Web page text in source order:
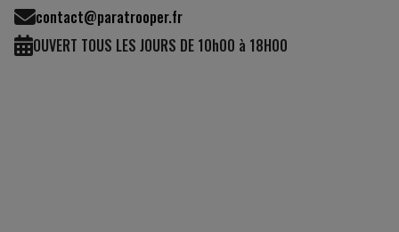
contact@paratrooper.fr
OUVERT TOUS LES JOURS DE 10h00 à 18H00